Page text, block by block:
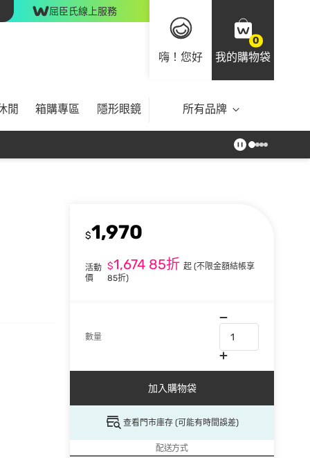
屈臣氏線上服務
嗨！您好
0
我的購物袋
閒 箱購專區 隱形眼鏡 所有品牌
$1,970
活動
價
$1,674 85折起(不限金額結帳享
85折)
數量
加入購物袋
查看門市庫存 (可能有時間誤差)
配送方式